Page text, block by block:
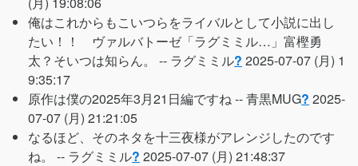
俺はこれからもこいつらをライバルとして小説に出し
たい！！ ヴァルバトーゼ「ラグミミル…」富樫勇
太？そいつは知らん。 -- ラグミミル? 2025-07-07 (月) 1
9:35:17
原作は僕の2025年3月21日編ですね --青黒MUG? 2025-
07-07 (月) 21:21:05
なるほど、そのネタを十三夜様がアレンジしたのです
ね。 -- ラグミミル? 2025-07-07 (月) 21:48:37